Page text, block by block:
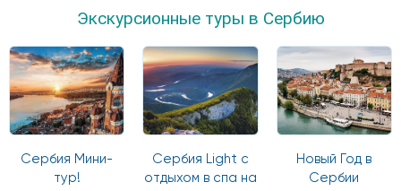
Экскурсионные туры в Сербию
Сербия Мини-
тур!
Сербия Light с
отдыхом в спа на
Новый Год в
Сербии